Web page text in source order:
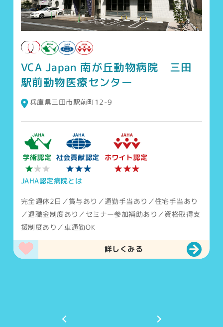
VCA Japan 南が丘動物病院 三田
駅前動物医療センター
兵庫県三田市駅前町12-9
学術認定
★★★
社会貢献認定
★★★
ホワイト認定
★★★
JAHA認定病院とは
完全週休2日／賞与あり／通勤手当あり／住宅手当あり
／退職金制度あり／セミナー参加補助あり／資格取得支
援制度あり／車通勤OK
詳しくみる